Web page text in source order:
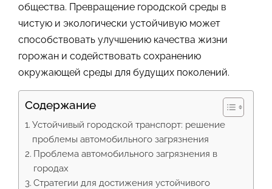
общества. Превращение городской среды в
чистую и экологически устойчивую может
способствовать улучшению качества жизни
горожан и содействовать сохранению
окружающей среды для будущих поколений.
Содержание
Устойчивый городской транспорт: решение
проблемы автомобильного загрязнения
Проблема автомобильного загрязнения в
городах
Стратегии для достижения устойчивого